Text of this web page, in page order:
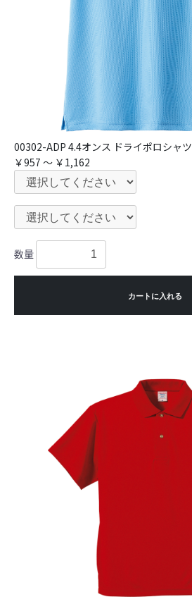
00302-ADP 4.4オンス ドライポロシャツ
￥957 ～ ￥1,162
数量
カートに入れる